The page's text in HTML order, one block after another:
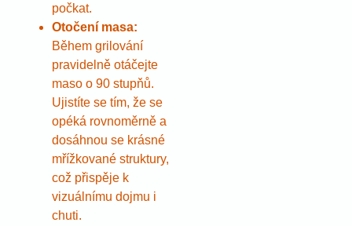
počkat.
Otočení masa:
Během grilování
pravidelně otáčejte
maso o 90 stupňů.
Ujistíte se tím, že se
opéká rovnoměrně a
dosáhnou se krásné
mřížkované struktury,
což přispěje k
vizuálnímu dojmu i
chuti.